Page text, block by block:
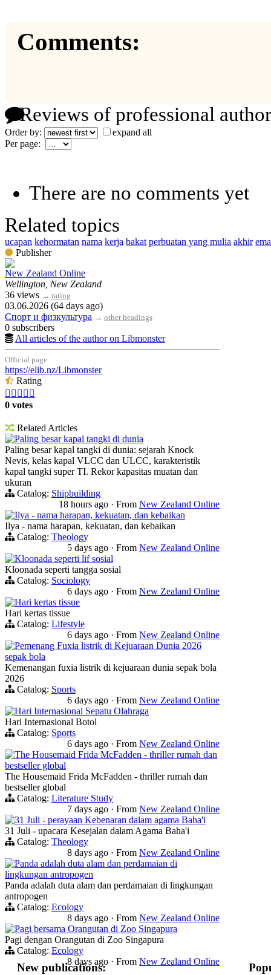
Comments:
Reviews of professional
Order by:
expand all
Per page:
There are no comments yet
Related topics
ucapan kehormatan nama kerja bakat perbuatan yang mulia akhir
Publisher
New Zealand Online
Wellington, New Zealand
36 views → rating
03.06.2026 (64 days ago)
Спорт и физкультура → other headings
0 subscribers
All articles of the author on Libmonster
Official page:
https://elib.nz/Libmonster
Rating
    
0 votes
Related Articles
Paling besar kapal tangki di dunia
Paling besar kapal tangki di dunia: sejarah Knock
Nevis, kelas kapal VLCC dan ULCC, karakteristik
kapal tangki super TI. Rekor kapasitas muatan dan
ukuran
Catalog: Shipbuilding
18 hours ago · From New Zealand Online
Ilya - nama harapan, kekuatan, dan kebaikan
Ilya - nama harapan, kekuatan, dan kebaikan
Catalog: Theology
5 days ago · From New Zealand Online
Kloonada seperti lif sosial
Kloonada seperti tangga sosial
Catalog: Sociology
6 days ago · From New Zealand Online
Hari kertas tissue
Hari kertas tissue
Catalog: Lifestyle
6 days ago · From New Zealand Online
Pemenang Fuxia listrik di Kejuaraan Dunia 2026
sepak bola
Kemenangan fuxia listrik di kejuaraan dunia sepak bola
2026
Catalog: Sports
6 days ago · From New Zealand Online
Hari Internasional Sepatu Olahraga
Hari Internasional Botol
Catalog: Sports
6 days ago · From New Zealand Online
The Housemaid Frida McFadden - thriller rumah dan
bestseller global
The Housemaid Frida McFadden - thriller rumah dan
bestseller global
Catalog: Literature Study
7 days ago · From New Zealand Online
31 Juli - perayaan Kebenaran dalam agama Baha'i
31 Juli - upacara Kesejalan dalam Agama Baha'i
Catalog: Theology
8 days ago · From New Zealand Online
Panda adalah duta alam dan perdamaian di
lingkungan antropogen
Panda adalah duta alam dan perdamaian di lingkungan
antropogen
Catalog: Ecology
8 days ago · From New Zealand Online
Pagi bersama Orangutan di Zoo Singapura
Pagi dengan Orangutan di Zoo Singapura
Catalog: Ecology
8 days ago · From New Zealand Online
New publications: